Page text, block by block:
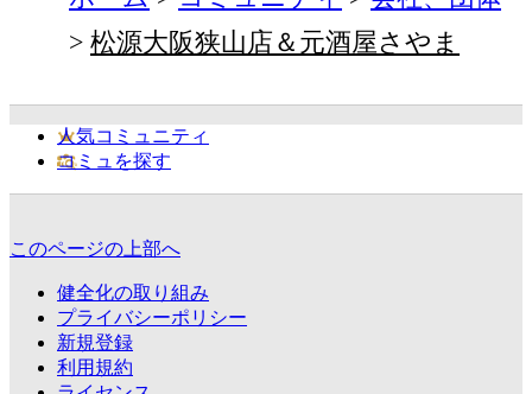
松源大阪狭山店＆元酒屋さやま
人気コミュニティ
コミュを探す
このページの上部へ
健全化の取り組み
プライバシーポリシー
新規登録
利用規約